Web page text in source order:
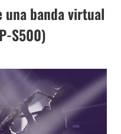
una banda virtual
S500)